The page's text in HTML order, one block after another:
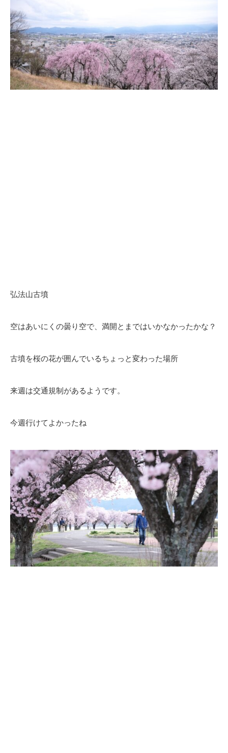
弘法山古墳
空はあいにくの曇り空で、満開とまではいかなかったかな？
古墳を桜の花が囲んでいるちょっと変わった場所
来週は交通規制があるようです。
今週行けてよかったね